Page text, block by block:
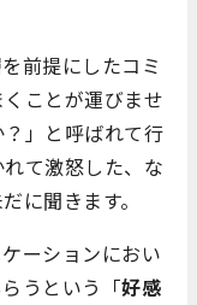
前提にしたコミ
ことが運びませ
」と呼ばれて行
て激怒した、な
に聞きます。
ーションにおい
うという「好感